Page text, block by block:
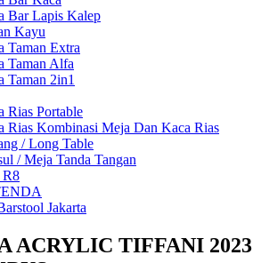
Bar Lapis Kalep
Kayu
Taman Extra
Taman Alfa
Taman 2in1
Rias Portable
Rias Kombinasi Meja Dan Kaca Rias
/ Long Table
/ Meja Tanda Tangan
R8
Jakarta
ACRYLIC TIFFANI 2023